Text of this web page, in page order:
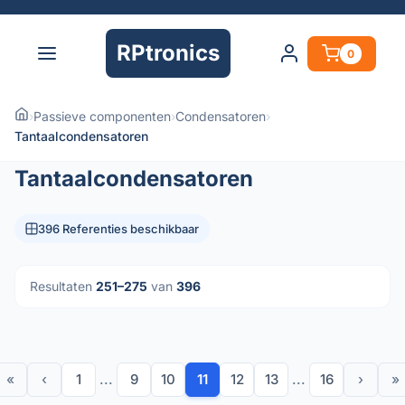
RPtronics 0
›Passieve componenten›Condensatoren›
Tantaalcondensatoren
Tantaalcondensatoren
396 Referenties beschikbaar
Resultaten 251–275 van 396
« ‹ 1 ... 9 10 11 12 13 ... 16 › »